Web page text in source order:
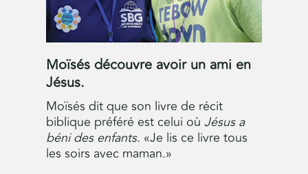
Moïsés découvre avoir un ami en
Jésus.
Moïsés dit que son livre de récit
biblique préféré est celui où Jésus a
béni des enfants. «Je lis ce livre tous
les soirs avec maman.»